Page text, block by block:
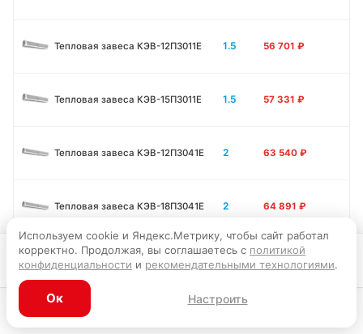
Главная
Тепловая завеса КЭВ-12П3011E 1.5 56 701 ₽
Тепловая завеса КЭВ-15П3011E 1.5 57 331 ₽
Тепловая завеса КЭВ-12П3041E 2 63 540 ₽
Тепловая завеса КЭВ-18П3041E 2 64 891 ₽
Тепловая завеса КЭВ-24П3041E
Тепловая завеса КЭВ-6П3232E
Используем cookie и Яндекс.Метрику, чтобы сайт работал
корректно. Продолжая, вы соглашаетесь с политикой
конфиденциальности и рекомендательными технологиями.
Ок Настроить
Запросить цену